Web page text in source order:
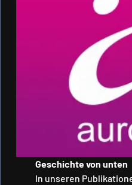
Geschichte von unten
In unseren